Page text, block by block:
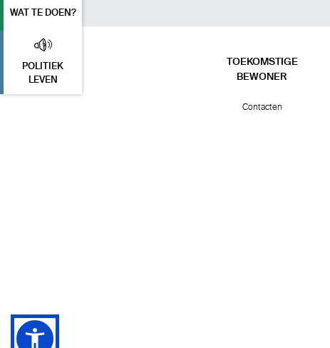
WAT TE DOEN?
POLITIEK
LEVEN
TOEKOMSTIGE
BEWONER
Contacten